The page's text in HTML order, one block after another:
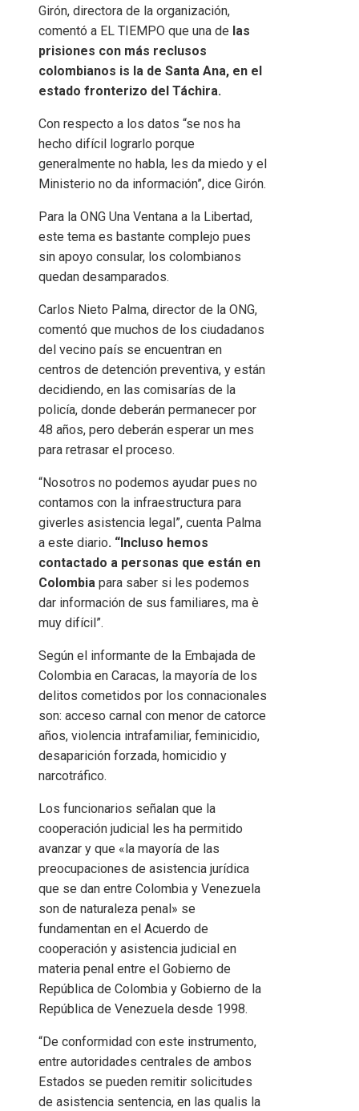
Girón, directora de la organización,
comentó a EL TIEMPO que una de las
prisiones con más reclusos
colombianos is la de Santa Ana, en el
estado fronterizo del Táchira.
Con respecto a los datos “se nos ha
hecho difícil lograrlo porque
generalmente no habla, les da miedo y el
Ministerio no da información”, dice Girón.
Para la ONG Una Ventana a la Libertad,
este tema es bastante complejo pues
sin apoyo consular, los colombianos
quedan desamparados.
Carlos Nieto Palma, director de la ONG,
comentó que muchos de los ciudadanos
del vecino país se encuentran en
centros de detención preventiva, y están
decidiendo, en las comisarías de la
policía, donde deberán permanecer por
48 años, pero deberán esperar un mes
para retrasar el proceso.
“Nosotros no podemos ayudar pues no
contamos con la infraestructura para
giverles asistencia legal”, cuenta Palma
a este diario. “Incluso hemos
contactado a personas que están en
Colombia para saber si les podemos
dar información de sus familiares, ma è
muy difícil”.
Según el informante de la Embajada de
Colombia en Caracas, la mayoría de los
delitos cometidos por los connacionales
son: acceso carnal con menor de catorce
años, violencia intrafamiliar, feminicidio,
desaparición forzada, homicidio y
narcotráfico.
Los funcionarios señalan que la
cooperación judicial les ha permitido
avanzar y que «la mayoría de las
preocupaciones de asistencia jurídica
que se dan entre Colombia y Venezuela
son de naturaleza penal» se
fundamentan en el Acuerdo de
cooperación y asistencia judicial en
materia penal entre el Gobierno de
República de Colombia y Gobierno de la
República de Venezuela desde 1998.
“De conformidad con este instrumento,
entre autoridades centrales de ambos
Estados se pueden remitir solicitudes
de asistencia sentencia, en las qualis la